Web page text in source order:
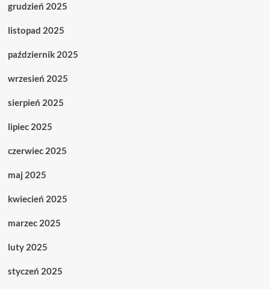
grudzień 2025
listopad 2025
październik 2025
wrzesień 2025
sierpień 2025
lipiec 2025
czerwiec 2025
maj 2025
kwiecień 2025
marzec 2025
luty 2025
styczeń 2025